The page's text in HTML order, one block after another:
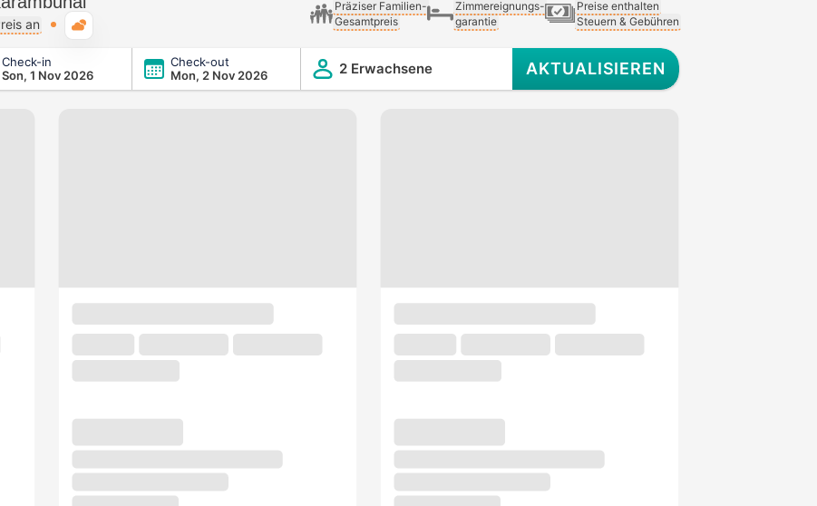
an
Präziser Familien-
Gesamtpreis
Zimmereignungs-
garantie
Preise enthalten
Steuern & Gebühren
Check-in
Son, 1 Nov 2026
Check-out
Mon, 2 Nov 2026
2 Erwachsene AKTUALISIEREN